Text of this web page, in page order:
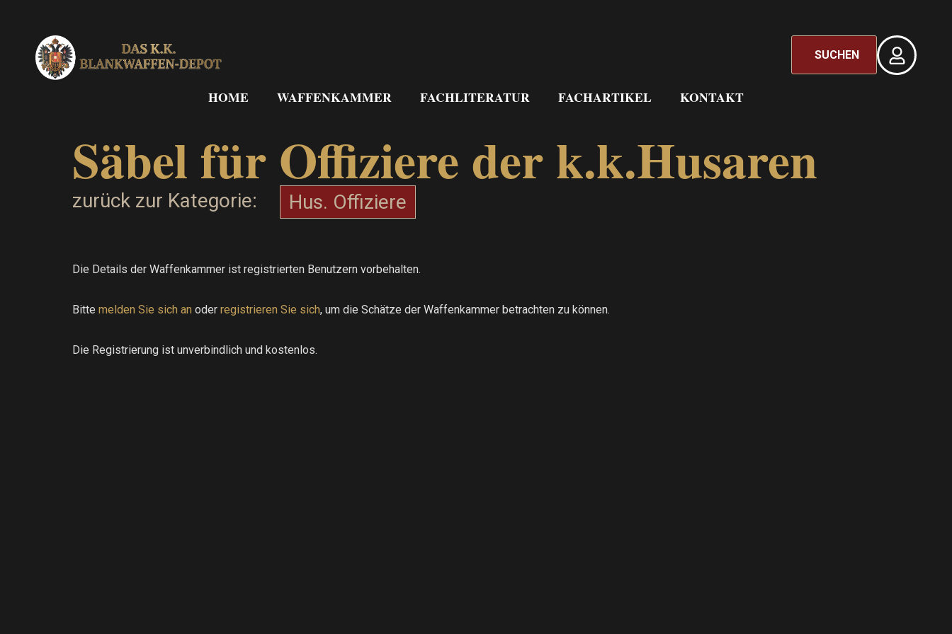
Inhalt
springen
SUCHEN
HOME WAFFENKAMMER FACHLITERATUR FACHARTIKEL KONTAKT
Säbel für Offiziere der k.k.Husaren
zurück zur Kategorie: Hus. Offiziere
Die Details der Waffenkammer ist registrierten Benutzern vorbehalten.
Bitte melden Sie sich an oder registrieren Sie sich, um die Schätze der Waffenkammer betrachten zu können.
Die Registrierung ist unverbindlich und kostenlos.